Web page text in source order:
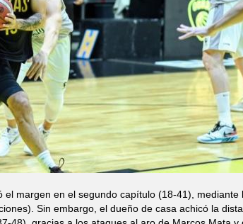
margen en el segundo capítulo (18-41), mediante
Sin embargo, el dueño de casa achicó la